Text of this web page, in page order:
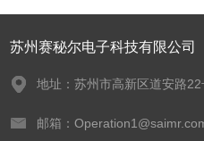
苏州赛秘尔电子科技有限公司
地址：苏州市高新区道安路22
邮箱：